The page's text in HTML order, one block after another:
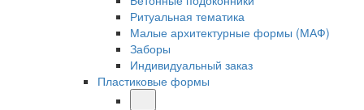
Ритуальная тематика
Малые архитектурные формы (МАФ)
Заборы
Индивидуальный заказ
Пластиковые формы